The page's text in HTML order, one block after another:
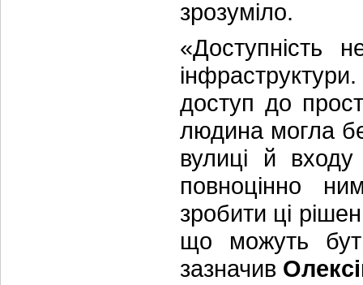
зрозуміло.
«Доступність
доступ до
людина могла
вулиці й
повноцінно
зробити ці
що можуть
зазначив